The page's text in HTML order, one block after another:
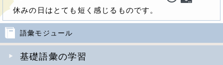
語彙モジュール
基礎語彙の学習
休みの日はとても短く感じるものです。